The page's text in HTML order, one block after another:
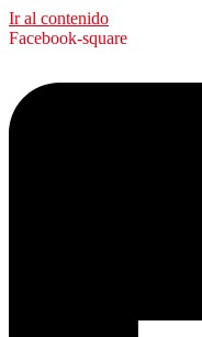
Ir al contenido
Facebook-square